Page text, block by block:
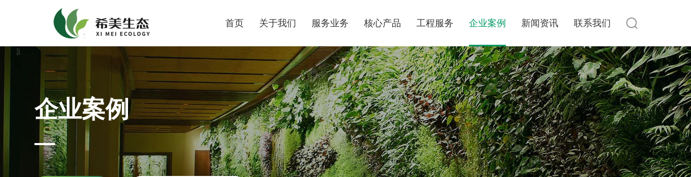
首页 关于我们 服务业务 核心产品 工程服务 企业案例 新闻资讯 联系我们
企业案例